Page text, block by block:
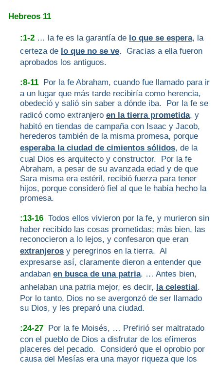
Hebreos 11
:1-2 … la fe es la garantía de lo que se espera, la
certeza de lo que no se ve. Gracias a ella fueron
aprobados los antiguos.
:8-11 Por la fe Abraham, cuando fue llamado para ir
a un lugar que más tarde recibiría como herencia,
obedeció y salió sin saber a dónde iba. Por la fe se
radicó como extranjero en la tierra prometida, y
habitó en tiendas de campaña con Isaac y Jacob,
herederos también de la misma promesa, porque
esperaba la ciudad de cimientos sólidos, de la
cual Dios es arquitecto y constructor. Por la fe
Abraham, a pesar de su avanzada edad y de que
Sara misma era estéril, recibió fuerza para tener
hijos, porque consideró fiel al que le había hecho la
promesa.
:13-16 Todos ellos vivieron por la fe, y murieron sin
haber recibido las cosas prometidas; más bien, las
reconocieron a lo lejos, y confesaron que eran
extranjeros y peregrinos en la tierra. Al
expresarse así, claramente dieron a entender que
andaban en busca de una patria. … Antes bien,
anhelaban una patria mejor, es decir, la celestial.
Por lo tanto, Dios no se avergonzó de ser llamado
su Dios, y les preparó una ciudad.
:24-27 Por la fe Moisés, … Prefirió ser maltratado
con el pueblo de Dios a disfrutar de los efímeros
placeres del pecado. Consideró que el oprobio por
causa del Mesías era una mayor riqueza que los